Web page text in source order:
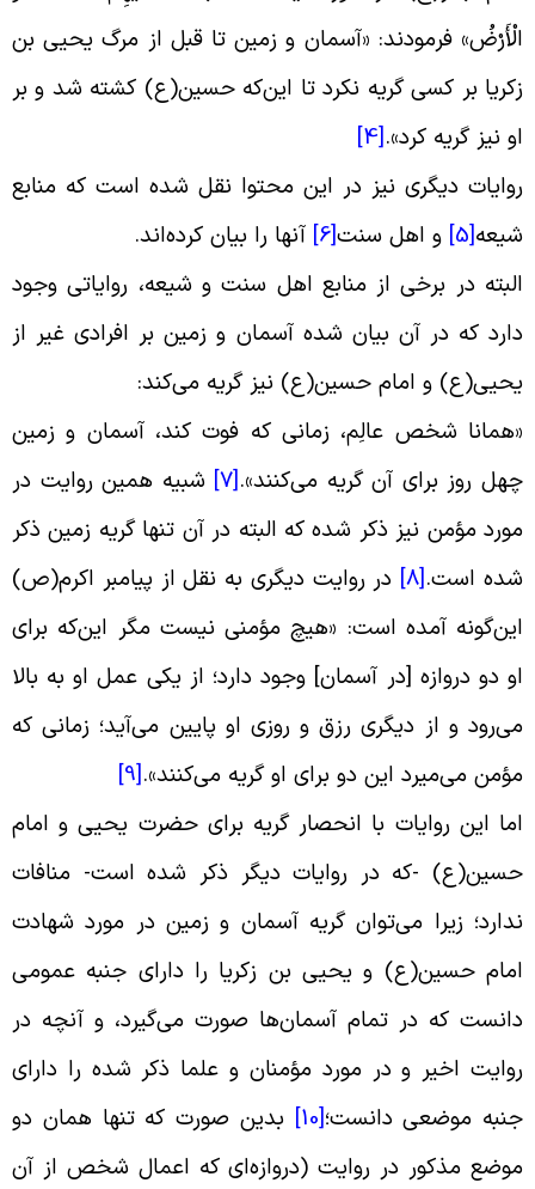
فرمودند: «آسمان و زمین تا قبل از مرگ یحیی بن
بر کسی گریه نکرد تا این‌که حسین(ع) کشته شد و بر
نیز گریه کرد».
[4]
دیگری نیز در این محتوا نقل شده است که منابع
[5] و اهل سنت[6] آنها را بیان کرده‌‌اند.
در برخی از منابع اهل سنت و شیعه، روایاتی وجود
که در آن بیان شده آسمان و زمین بر افرادی غیر از
و امام حسین(ع) نیز گریه می‌کند:
همانا شخص عالِم، زمانی که فوت کند، آسمان و زمین
روز برای آن گریه می‌کنند».
[7]
شبیه همین روایت در
مؤمن نیز ذکر شده که البته در آن تنها گریه زمین ذکر
است.
[8]
در روایت دیگری به نقل از پیامبر اکرم(ص)
آمده است: «هیچ مؤمنی نیست مگر این‌که برای
دو دروازه [در آسمان] وجود دارد؛ از یکی عمل او به بالا
و از دیگری رزق و روزی او پایین می‌آید؛ زمانی که
می‌میرد این دو برای او گریه می‌کنند».
[9]
این روایات با انحصار گریه برای حضرت یحیی و امام
-که در روایات دیگر ذکر شده است- منافات
زیرا می‌توان گریه آسمان و زمین در مورد شهادت
حسین(ع) و یحیى بن زکریا را دارای جنبه عمومى
که در تمام آسمان‌ها صورت می‌گیرد، و آنچه در
اخیر و در مورد مؤمنان و علما ذکر شده را دارای
موضعى دانست؛[10]
بدین صورت ‌که تنها همان دو
مذکور در روایت (دروازه‌ای که اعمال شخص از آن